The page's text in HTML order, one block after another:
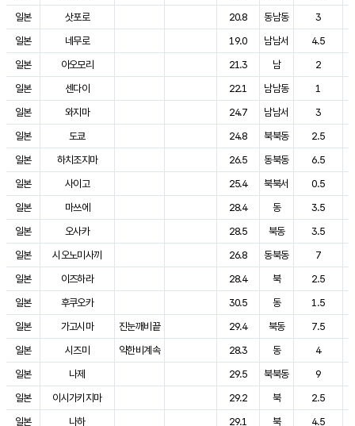
일본
삿포로 20.8 동남동 3
일본
네무로 19.0 남남서 4.5
일본
아오모리 21.3 남 2
일본
센다이 22.1 남남동 1
일본
와지마 24.7 남남서 3
일본
도쿄 24.8 북북동 2.5
일본
하치조지마 26.5 동북동 6.5
일본
사이고 25.4 북북서 0.5
일본
마쓰에 28.4 동 3.5
일본
오사카 28.5 북동 3.5
일본
시오노미사끼 26.8 동북동 7
일본
이즈하라 28.4 북 2.5
일본
후쿠오카 30.5 동 1.5
일본
가고시마 진눈깨비끝 29.4 북동 7.5
일본
시즈미 약한비계속 28.3 동 4
일본
나제 29.5 북북동 9
일본
이시가키지마 29.2 북 2.5
일본
나하 29.1 북 4.5